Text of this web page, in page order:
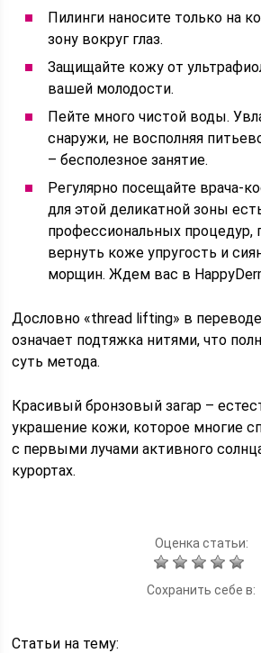
Пилинги наносите только на
зону вокруг глаз.
Защищайте кожу от
вашей молодости.
Пейте много чистой воды.
снаружи, не восполняя
– бесполезное занятие.
Регулярно посещайте врача-
для этой деликатной зоны
профессиональных процедур,
вернуть коже упругость и
морщин. Ждем вас в
Дословно «thread lifting» в
означает подтяжка нитями, что
суть метода.
Красивый бронзовый загар –
украшение кожи, которое многие
с первыми лучами активного
курортах.
Оценка статьи:
Сохранить себе в:
Статьи на тему: